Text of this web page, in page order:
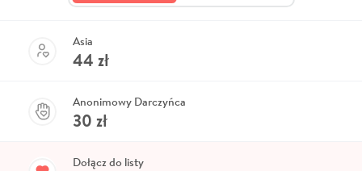
Asia
44 zł
Anonimowy Darczyńca
30 zł
Dołącz do listy